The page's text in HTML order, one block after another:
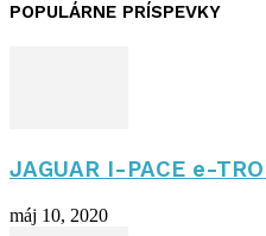
POPULÁRNE PRÍSPEVKY
JAGUAR I-PACE e-
máj 10, 2020